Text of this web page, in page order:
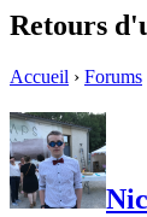
Retours
Accueil › Forums